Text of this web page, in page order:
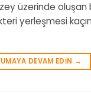
üzerinde oluşan
yerleşmesi
DEVAM EDIN →